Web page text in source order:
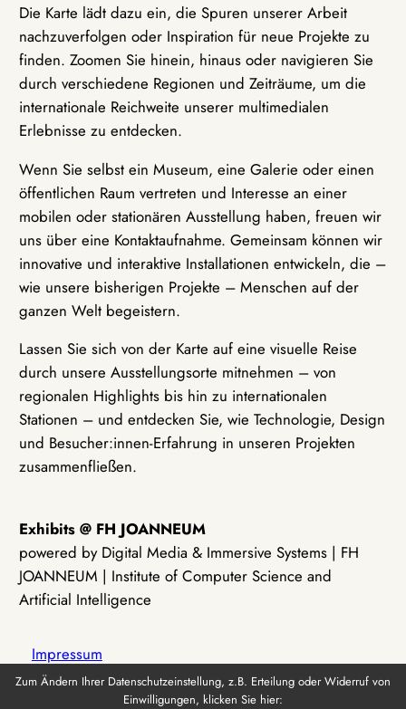
Die Karte lädt dazu ein, die Spuren unserer Arbeit
nachzuverfolgen oder Inspiration für neue Projekte zu
finden. Zoomen Sie hinein, hinaus oder navigieren Sie
durch verschiedene Regionen und Zeiträume, um die
internationale Reichweite unserer multimedialen
Erlebnisse zu entdecken.
Wenn Sie selbst ein Museum, eine Galerie oder einen
öffentlichen Raum vertreten und Interesse an einer
mobilen oder stationären Ausstellung haben, freuen wir
uns über eine Kontaktaufnahme. Gemeinsam können wir
innovative und interaktive Installationen entwickeln, die –
wie unsere bisherigen Projekte – Menschen auf der
ganzen Welt begeistern.
Lassen Sie sich von der Karte auf eine visuelle Reise
durch unsere Ausstellungsorte mitnehmen – von
regionalen Highlights bis hin zu internationalen
Stationen – und entdecken Sie, wie Technologie, Design
und Besucher:innen-Erfahrung in unseren Projekten
zusammenfließen.
Exhibits @ FH JOANNEUM
powered by Digital Media & Immersive Systems | FH
JOANNEUM | Institute of Computer Science and
Artificial Intelligence
Impressum
Zum Ändern Ihrer Datenschutzeinstellung, z.B. Erteilung oder Widerruf von
Einwilligungen, klicken Sie hier: